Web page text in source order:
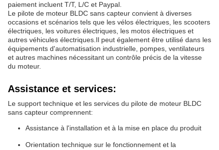
paiement incluent T/T, L/C et Paypal.
Le pilote de moteur BLDC sans capteur convient à diverses
occasions et scénarios tels que les vélos électriques, les scooters
électriques, les voitures électriques, les motos électriques et
autres véhicules électriques.Il peut également être utilisé dans les
équipements d'automatisation industrielle, pompes, ventilateurs
et autres machines nécessitant un contrôle précis de la vitesse
du moteur.
Assistance et services:
Le support technique et les services du pilote de moteur BLDC
sans capteur comprennent:
Assistance à l'installation et à la mise en place du produit
Orientation technique sur le fonctionnement et la